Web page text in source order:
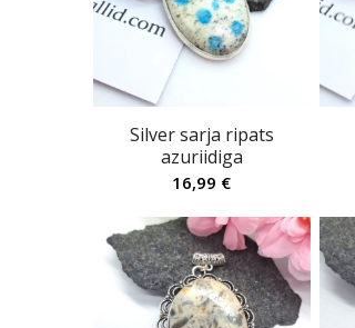
Silver sarja ripats
azuriidiga
16,99 €